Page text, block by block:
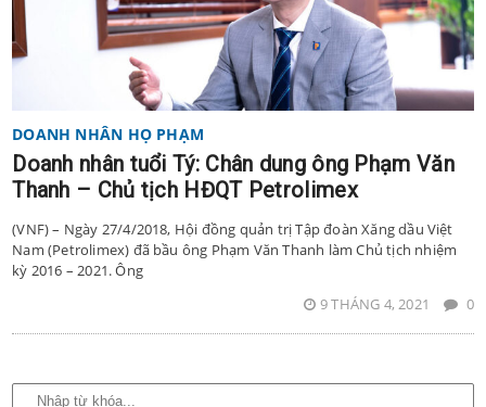
DOANH NHÂN HỌ PHẠM
Doanh nhân tuổi Tý: Chân dung ông Phạm Văn
Thanh – Chủ tịch HĐQT Petrolimex
(VNF) – Ngày 27/4/2018, Hội đồng quản trị Tập đoàn Xăng dầu Việt
Nam (Petrolimex) đã bầu ông Phạm Văn Thanh làm Chủ tịch nhiệm
kỳ 2016 – 2021. Ông
9 THÁNG 4, 2021
0